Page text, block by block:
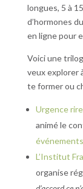
longues, 5 à
d’hormones
en ligne pour
Voici une
veux explorer
te former ou
Urgence rire
animé le
L’Institut
organise